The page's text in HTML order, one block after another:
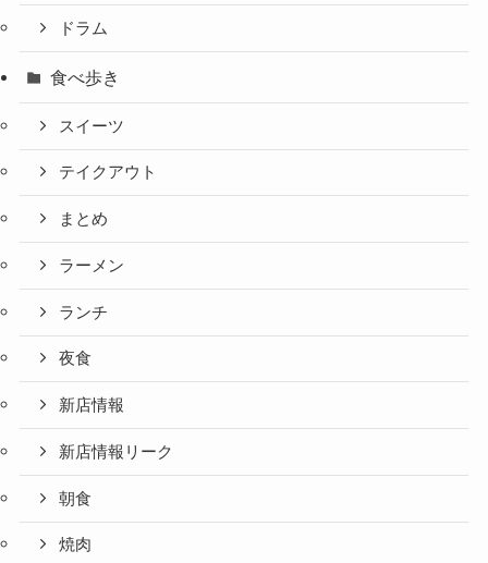
ドラム
食べ歩き
スイーツ
テイクアウト
まとめ
ラーメン
ランチ
夜食
新店情報
新店情報リーク
朝食
焼肉